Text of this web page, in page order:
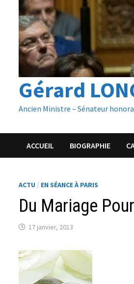
Gérard
Ancien Ministre – Sénateur
ACCUEIL BIOGRAPHIE
ACTU / EN SÉANCE À PARIS
Du Mariage
17 janvier, 2013